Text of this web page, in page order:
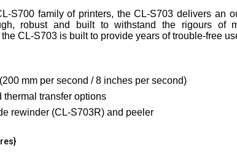
S700 family of printers, the CL-S703 delivers an
robust and built to withstand the rigours of
CL-S703 is built to provide years of trouble-free
mm per second / 8 inches per second)
thermal transfer options
rewinder (CL-S703R) and peeler